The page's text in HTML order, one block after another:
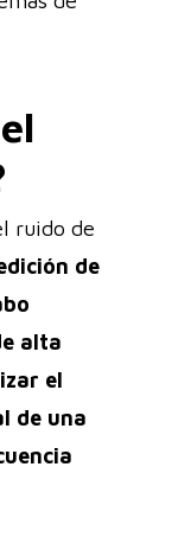
ruido de
de
alta
el
de una